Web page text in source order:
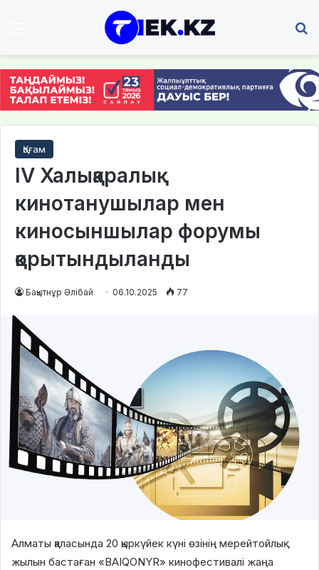
Қоғам
IV Халықаралық
кинотанушылар мен
киносыншылар форумы
қорытындыланды
Бақытнұр Әлібай 06.10.2025 77
Алматы қаласында 20 қыркүйек күні өзінің мерейтойлық
жылын бастаған «BAIQONYR» кинофестивалі жаңа